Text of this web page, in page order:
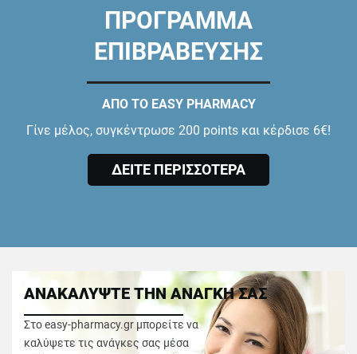
ΠΡΟΓΡΑΜΜΑ
ΕΠΙΒΡΑΒΕΥΣΗΣ
ΑΠΟ ΤΟ EASY PHARMACY
Γίνε μέλος, συγκέντρωσε 200 points και κέρδισε 6€!
ΔΕΙΤΕ ΠΕΡΙΣΣΟΤΕΡΑ
ΑΝΑΚΑΛΥΨΤΕ ΤΗΝ ΑΝΑΓΚΗ ΣΑΣ
Στο easy-pharmacy.gr μπορείτε να
καλύψετε τις ανάγκες σας μέσα